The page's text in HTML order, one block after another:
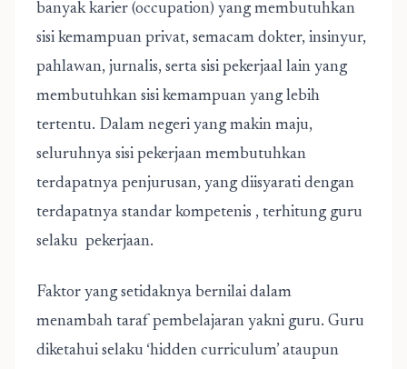
banyak karier (occupation) yang membutuhkan
sisi kemampuan privat, semacam dokter, insinyur,
pahlawan, jurnalis, serta sisi pekerjaal lain yang
membutuhkan sisi kemampuan yang lebih
tertentu. Dalam negeri yang makin maju,
seluruhnya sisi pekerjaan membutuhkan
terdapatnya penjurusan, yang diisyarati dengan
terdapatnya standar kompetenis , terhitung guru
selaku pekerjaan.
Faktor yang setidaknya bernilai dalam
menambah taraf pembelajaran yakni guru. Guru
diketahui selaku ‘hidden curriculum’ ataupun